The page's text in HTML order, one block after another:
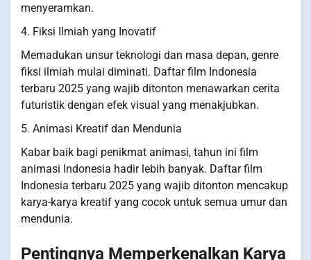
menyeramkan.
4. Fiksi Ilmiah yang Inovatif
Memadukan unsur teknologi dan masa depan, genre
fiksi ilmiah mulai diminati. Daftar film Indonesia
terbaru 2025 yang wajib ditonton menawarkan cerita
futuristik dengan efek visual yang menakjubkan.
5. Animasi Kreatif dan Mendunia
Kabar baik bagi penikmat animasi, tahun ini film
animasi Indonesia hadir lebih banyak. Daftar film
Indonesia terbaru 2025 yang wajib ditonton mencakup
karya-karya kreatif yang cocok untuk semua umur dan
mendunia.
Pentingnya Memperkenalkan Karya